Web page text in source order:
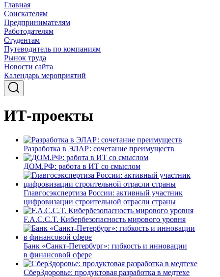
Главная
Соискателям
Предпринимателям
Работодателям
Студентам
Путеводитель по компаниям
Рынок труда
Новости сайта
Календарь мероприятий
ИТ-проекты
Разработка в ЭЛАР: сочетание преимуществ
ДОМ.РФ: работа в ИТ со смыслом
Главгосэкспертиза России: активный участник
цифровизации строительной отрасли страны
F.A.C.C.T. Кибербезопасность мирового уровня
Банк «Санкт-Петербург»: гибкость и инновации
в финансовой сфере
СберЗдоровье: продуктовая разработка в медтехе